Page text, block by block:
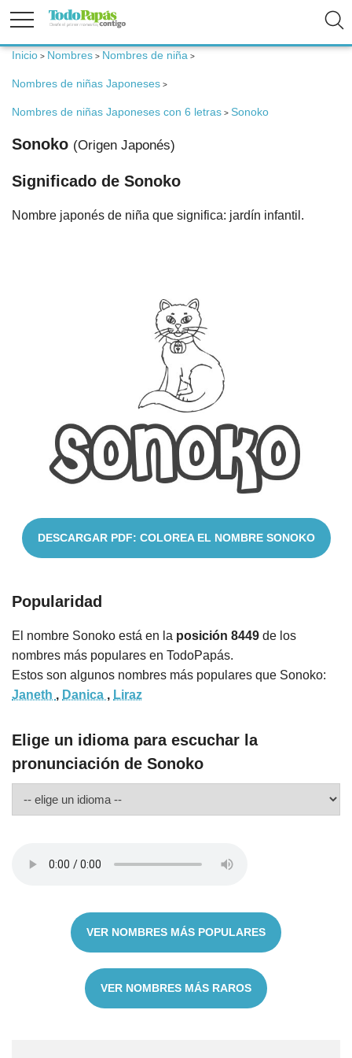
Bebé
Niños
Cuentos
Inicio > Nombres > Nombres de niña >
Nombres de niñas Japoneses >
Nombres de niñas Japoneses con 6 letras > Sonoko
Sonoko (Origen Japonés)
Significado de Sonoko
Nombre japonés de niña que significa: jardín infantil.
DESCARGAR PDF: COLOREA EL NOMBRE SONOKO
Popularidad
El nombre Sonoko está en la posición 8449 de los
nombres más populares en TodoPapás.
Estos son algunos nombres más populares que Sonoko:
Janeth , Danica , Liraz
Elige un idioma para escuchar la
pronunciación de Sonoko
VER NOMBRES MÁS POPULARES
VER NOMBRES MÁS RAROS